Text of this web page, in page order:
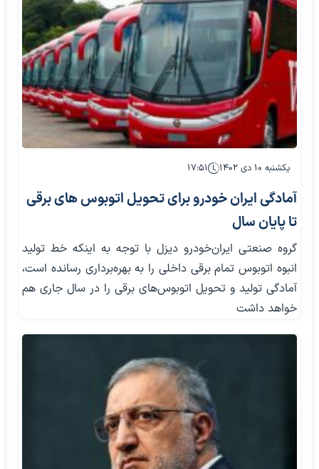
یکشنبه ۱۰ دی ۱۴۰۲ ۱۷:۵۱
آمادگی ایران خودرو برای تحویل اتوبوس های برقی
تا پایان سال
گروه صنعتی ایران‌خودرو دیزل با توجه به اینکه خط تولید
انبوه اتوبوس تمام برقی داخلی را به بهره‌برداری رسانده است،
آمادگی تولید و تحویل اتوبوس‌های برقی را در سال جاری هم
خواهد داشت